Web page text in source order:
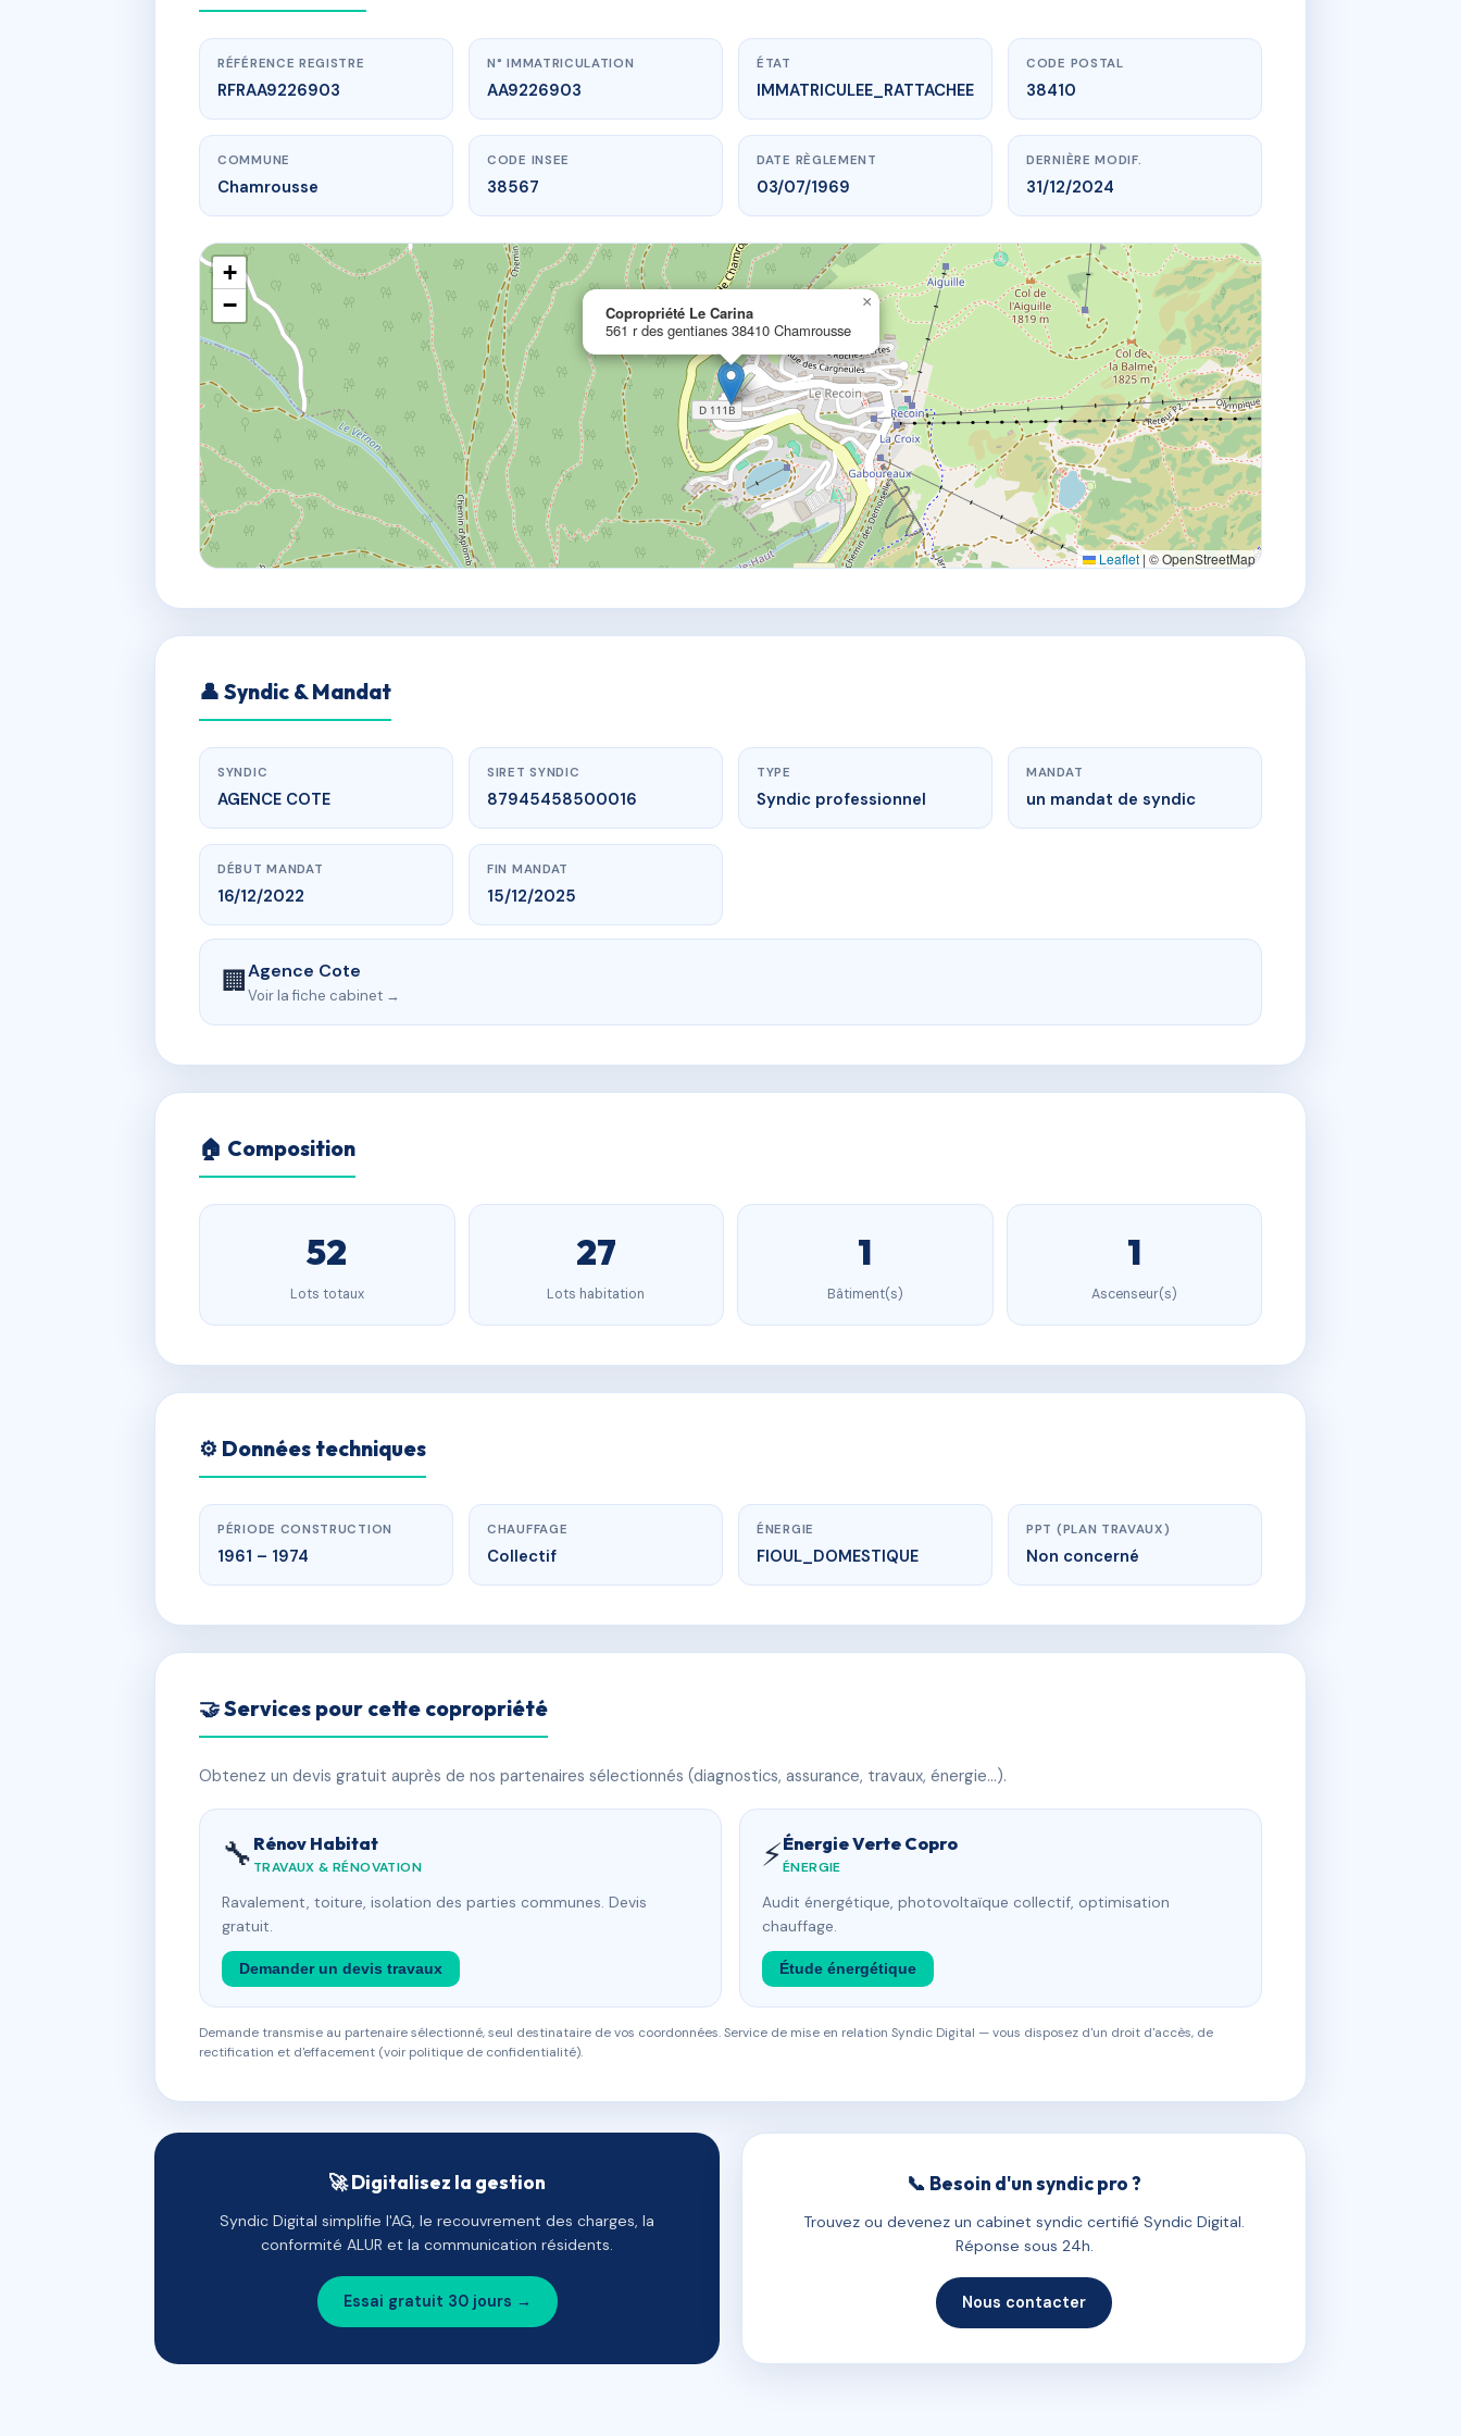
www.vme.plus/AA9226903
Copropriété Le Carina
561 r des gentianes
38410 Chamrousse
RÉFÉRENCE REGISTRE
RFRAA9226903
N° IMMATRICULATION
AA9226903
ÉTAT
IMMATRICULEE_RATTACHEE
CODE POSTAL
38410
COMMUNE
Chamrousse
CODE INSEE
38567
DATE RÈGLEMENT
03/07/1969
DERNIÈRE MODIF.
31/12/2024
Copropriété Le Carina
561 r des gentianes 38410 Chamrousse
×
+
−
Leaflet| © OpenStreetMap
👤 Syndic & Mandat
SYNDIC
AGENCE COTE
SIRET SYNDIC
87945458500016
TYPE
Syndic professionnel
MANDAT
un mandat de syndic
DÉBUT MANDAT
16/12/2022
FIN MANDAT
15/12/2025
🏢Agence Cote
Voir la fiche cabinet →
🏠 Composition
52
Lots totaux
27
Lots habitation
1
Bâtiment(s)
1
Ascenseur(s)
⚙️ Données techniques
PÉRIODE CONSTRUCTION
1961 – 1974
CHAUFFAGE
Collectif
ÉNERGIE
FIOUL_DOMESTIQUE
PPT (PLAN TRAVAUX)
Non concerné
🤝 Services pour cette copropriété
Obtenez un devis gratuit auprès de nos partenaires sélectionnés (diagnostics, assurance, travaux, énergie…).
🔧 Rénov Habitat
TRAVAUX & RÉNOVATION
Ravalement, toiture, isolation des parties communes. Devis
gratuit.
Demander un devis travaux
⚡Énergie Verte Copro
ÉNERGIE
Audit énergétique, photovoltaïque collectif, optimisation
chauffage.
Étude énergétique
Demande transmise au partenaire sélectionné, seul destinataire de vos coordonnées. Service de mise en relation Syndic Digital — vous disposez d'un droit d'accès, de
rectification et d'effacement (voir politique de confidentialité).
🚀 Digitalisez la gestion
Syndic Digital simplifie l'AG, le recouvrement des charges, la
conformité ALUR et la communication résidents.
Essai gratuit 30 jours →
📞 Besoin d'un syndic pro ?
Trouvez ou devenez un cabinet syndic certifié Syndic Digital.
Réponse sous 24h.
Nous contacter